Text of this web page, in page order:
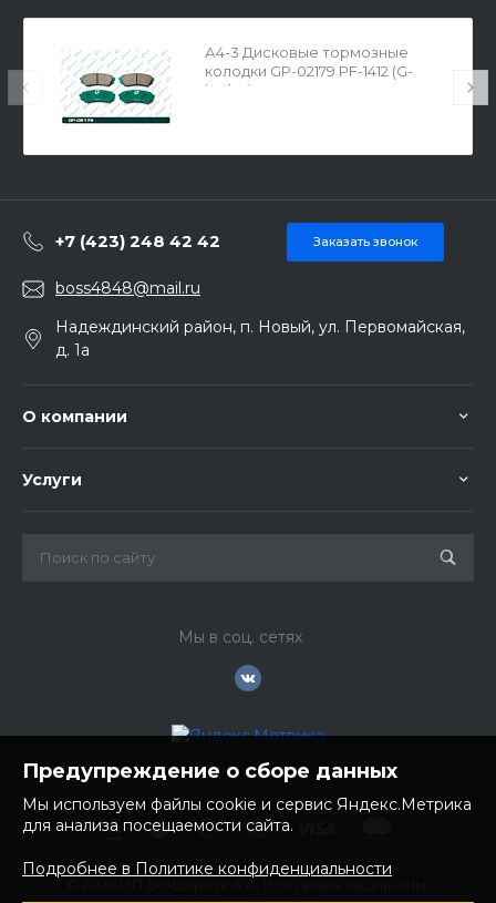
А4-3 Дисковые тормозные
колодки GP-02179 PF-1412 (G-
brake)
+7 (423) 248 42 42 Заказать звонок
boss4848@mail.ru
Надеждинский район, п. Новый, ул. Первомайская,
д. 1а
О компании
Услуги
Мы в соц. сетях
Предупреждение о сборе данных
Мы используем файлы cookie и сервис Яндекс.Метрика
для анализа посещаемости сайта.
Подробнее в Политике конфиденциальности